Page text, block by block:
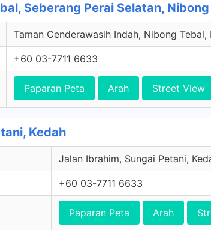
Seberang Perai Selatan,
Taman Cenderawasih Indah, Nibong Tebal,
+60 03-7711 6633
Paparan Peta Arah Street View
Kedah
Jalan Ibrahim, Sungai Petani,
+60 03-7711 6633
Paparan Peta Arah